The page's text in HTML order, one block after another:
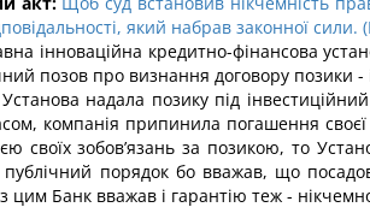
який набрав законної
інноваційна кредитно-фінансова
позов про визнання договору позики -
надала позику під
компанія припинила погашення
своїх зобов’язань за позикою, то
порядок бо вважав, що
цим Банк вважав і гарантію теж -